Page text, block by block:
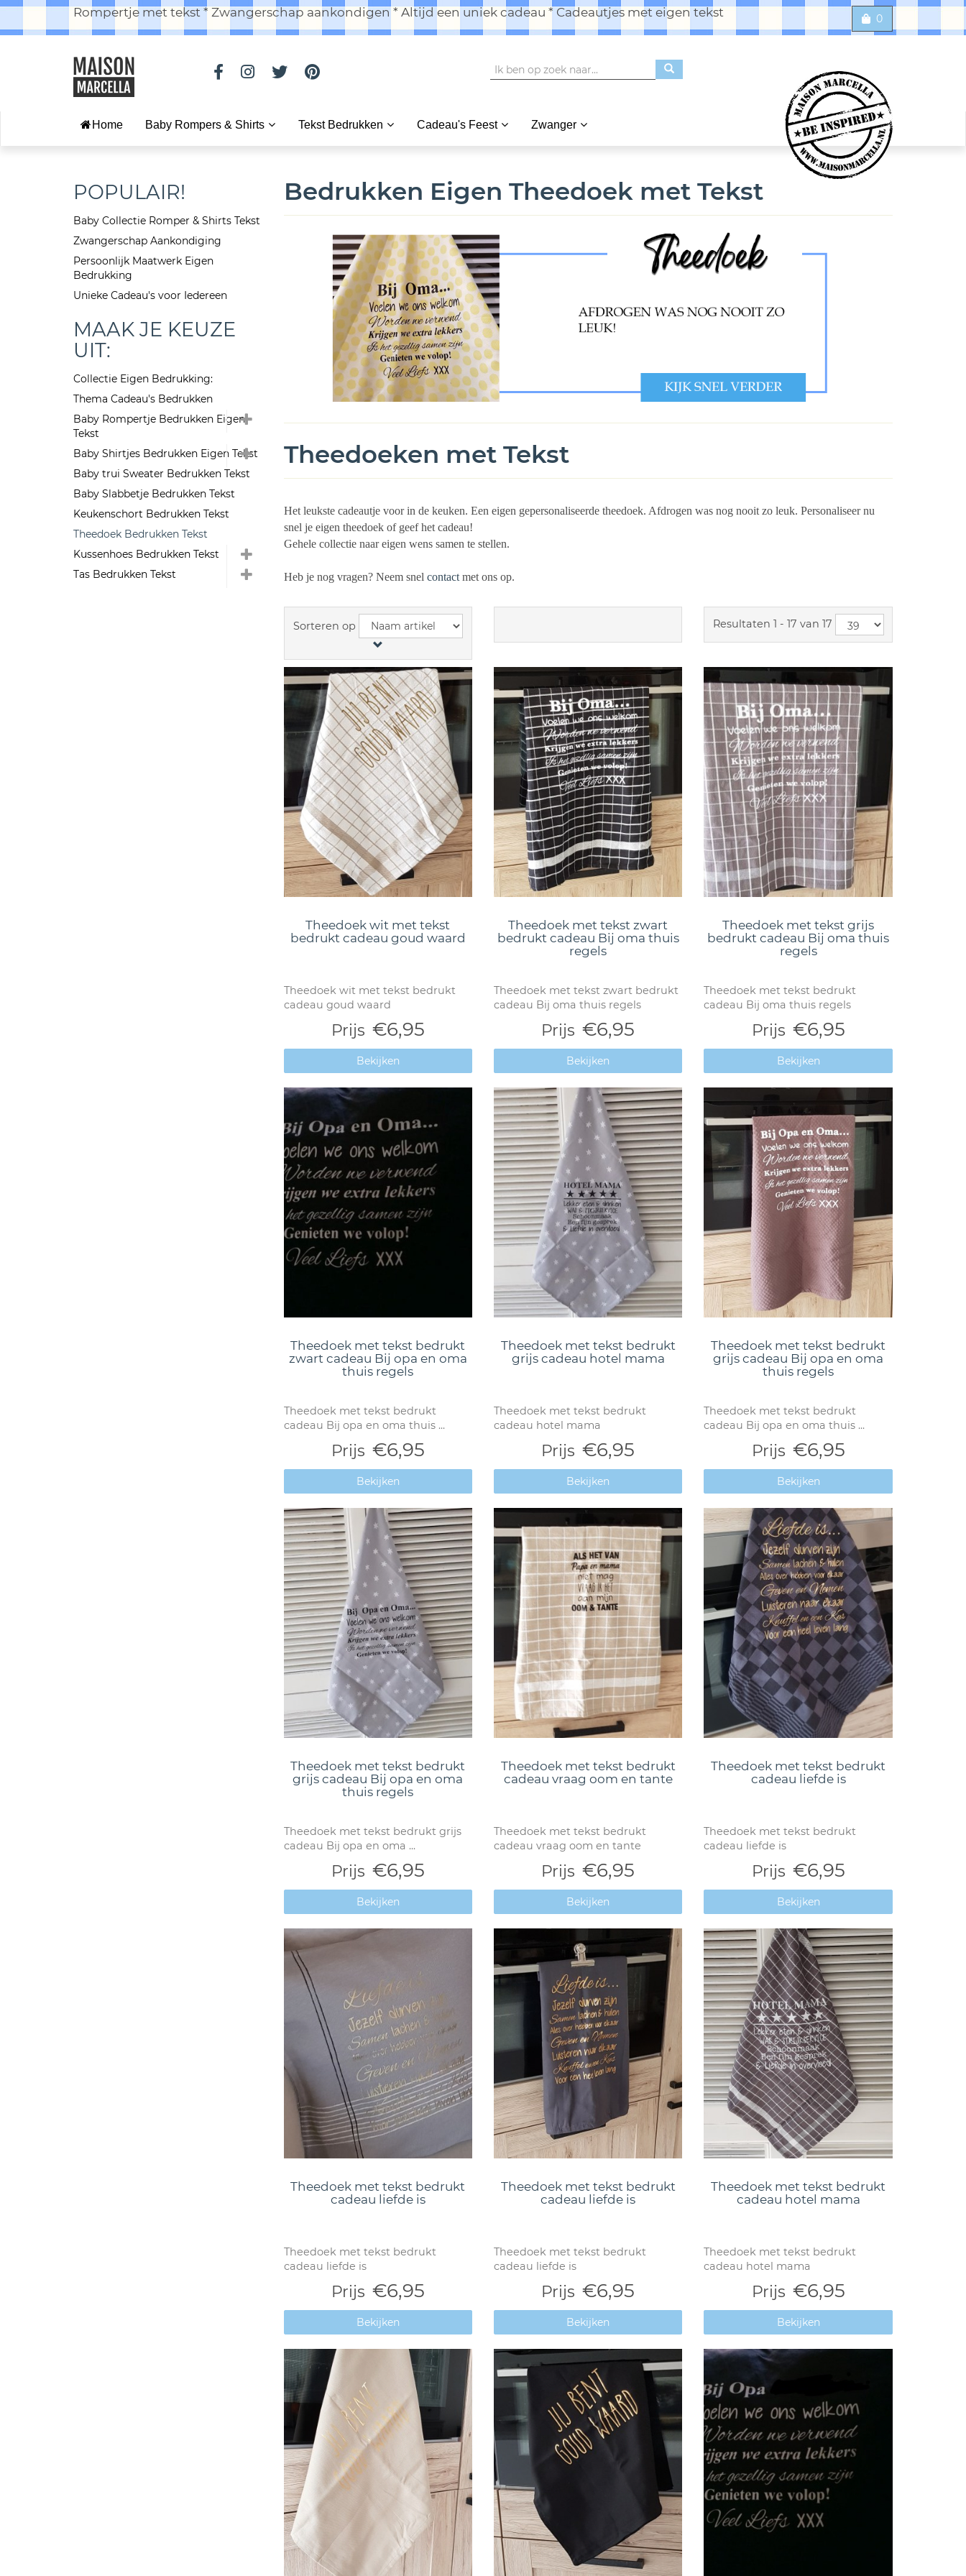
Rompertje met tekst * Zwangerschap aankondigen * Altijd een uniek cadeau * Cadeautjes met eigen tekst 0
Home Baby Rompers & Shirts Tekst Bedrukken Cadeau's Feest Zwanger
Bedrukken Eigen Theedoek met Tekst
Theedoeken met Tekst
Het leukste cadeautje voor in de keuken. Een eigen gepersonaliseerde theedoek. Afdrogen was nog nooit zo leuk. Personaliseer nu
snel je eigen theedoek of geef het cadeau!
Gehele collectie naar eigen wens samen te stellen.
Heb je nog vragen? Neem snel contact met ons op.
Sorteren op Resultaten 1 - 17 van 17
Theedoek wit met tekst
bedrukt cadeau goud waard
Theedoek wit met tekst bedrukt
cadeau goud waard
Prijs €6,95
Bekijken
Theedoek met tekst zwart
bedrukt cadeau Bij oma thuis
regels
Theedoek met tekst zwart bedrukt
cadeau Bij oma thuis regels
Prijs €6,95
Bekijken
Theedoek met tekst grijs
bedrukt cadeau Bij oma thuis
regels
Theedoek met tekst bedrukt
cadeau Bij oma thuis regels
Prijs €6,95
Bekijken
Theedoek met tekst bedrukt
zwart cadeau Bij opa en oma
thuis regels
Theedoek met tekst bedrukt
cadeau Bij opa en oma thuis ...
Prijs €6,95
Bekijken
Theedoek met tekst bedrukt
grijs cadeau hotel mama
Theedoek met tekst bedrukt
cadeau hotel mama
Prijs €6,95
Bekijken
Theedoek met tekst bedrukt
grijs cadeau Bij opa en oma
thuis regels
Theedoek met tekst bedrukt
cadeau Bij opa en oma thuis ...
Prijs €6,95
Bekijken
Theedoek met tekst bedrukt
grijs cadeau Bij opa en oma
thuis regels
Theedoek met tekst bedrukt grijs
cadeau Bij opa en oma ...
Prijs €6,95
Bekijken
Theedoek met tekst bedrukt
cadeau vraag oom en tante
Theedoek met tekst bedrukt
cadeau vraag oom en tante
Prijs €6,95
Bekijken
Theedoek met tekst bedrukt
cadeau liefde is
Theedoek met tekst bedrukt
cadeau liefde is
Prijs €6,95
Bekijken
Theedoek met tekst bedrukt
cadeau liefde is
Theedoek met tekst bedrukt
cadeau liefde is
Prijs €6,95
Bekijken
Theedoek met tekst bedrukt
cadeau liefde is
Theedoek met tekst bedrukt
cadeau liefde is
Prijs €6,95
Bekijken
Theedoek met tekst bedrukt
cadeau hotel mama
Theedoek met tekst bedrukt
cadeau hotel mama
Prijs €6,95
Bekijken
POPULAIR!
Baby Collectie Romper & Shirts Tekst
Zwangerschap Aankondiging
Persoonlijk Maatwerk Eigen
Bedrukking
Unieke Cadeau's voor Iedereen
MAAK JE KEUZE
UIT:
Collectie Eigen Bedrukking:
Thema Cadeau's Bedrukken
Baby Rompertje Bedrukken Eigen
Tekst
Baby Shirtjes Bedrukken Eigen Tekst
Baby trui Sweater Bedrukken Tekst
Baby Slabbetje Bedrukken Tekst
Keukenschort Bedrukken Tekst
Theedoek Bedrukken Tekst
Kussenhoes Bedrukken Tekst
Tas Bedrukken Tekst